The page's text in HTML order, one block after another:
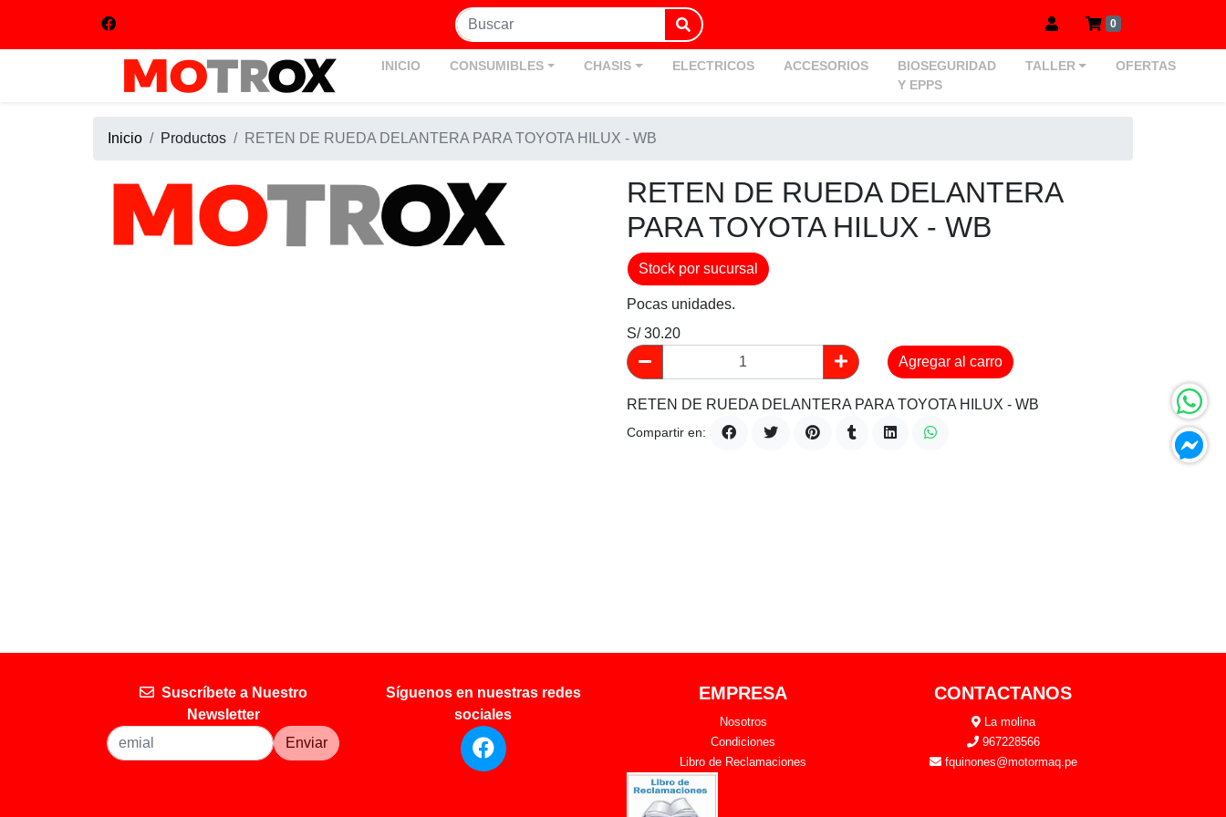
0
INICIO CONSUMIBLES CHASIS ELECTRICOS ACCESORIOS
BIOSEGURIDAD
Y EPPS
TALLER OFERTAS
Inicio Productos RETEN DE RUEDA DELANTERA PARA TOYOTA HILUX - WB
RETEN DE RUEDA DELANTERA
PARA TOYOTA HILUX - WB
Stock por sucursal
Pocas unidades.
S/ 30.20
Agregar al carro
RETEN DE RUEDA DELANTERA PARA TOYOTA HILUX - WB
Compartir en:
Suscríbete a Nuestro
Newsletter
Enviar
Síguenos en nuestras redes
sociales
EMPRESA
Nosotros
Condiciones
Libro de Reclamaciones
CONTACTANOS
La molina
967228566
fquinones@motormaq.pe